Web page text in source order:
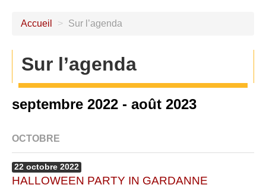
Accueil > Sur l’agenda
Sur l’agenda
septembre 2022 - août 2023
OCTOBRE
22 octobre 2022
HALLOWEEN PARTY IN GARDANNE